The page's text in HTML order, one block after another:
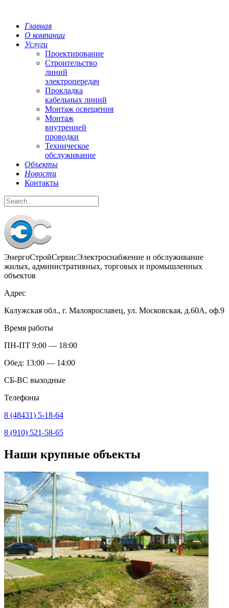
Главная
О компании
Услуги
Проектирование
Строительство
линий
электропередач
Прокладка
кабельных линий
Монтаж освещения
Монтаж
внутренней
проводки
Техническое
обслуживание
Объекты
Новости
Контакты
ЭнергоСтройСервисЭлектроснабжение и обслуживание
жилых, административных, торговых и промышленных
объектов
Адрес
Калужская обл., г. Малоярославец, ул. Московская, д.60А, оф.9
Время работы
ПН-ПТ 9:00 — 18:00
Обед: 13:00 — 14:00
СБ-ВС выходные
Телефоны
8 (48431) 5-18-64
8 (910) 521-58-65
Наши крупные объекты